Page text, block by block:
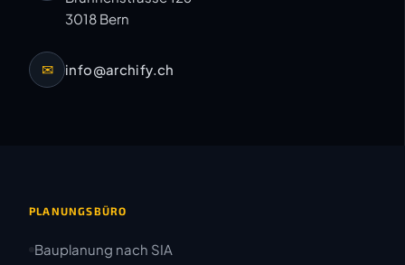
3018 Bern
✉ info@archify.ch
PLANUNGSBÜRO
Bauplanung nach SIA